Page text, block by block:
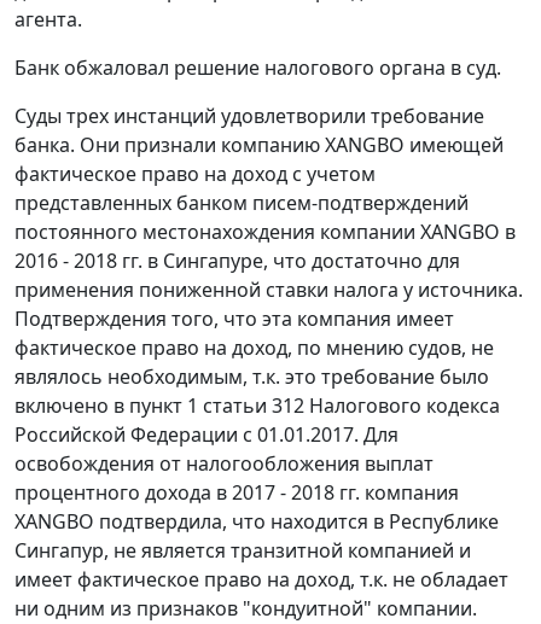
агента.
Банк обжаловал решение налогового органа в суд.
Суды трех инстанций удовлетворили требование
банка. Они признали компанию XANGBO имеющей
фактическое право на доход с учетом
представленных банком писем-подтверждений
постоянного местонахождения компании XANGBO в
2016 - 2018 гг. в Сингапуре, что достаточно для
применения пониженной ставки налога у источника.
Подтверждения того, что эта компания имеет
фактическое право на доход, по мнению судов, не
являлось необходимым, т.к. это требование было
включено в пункт 1 статьи 312 Налогового кодекса
Российской Федерации с 01.01.2017. Для
освобождения от налогообложения выплат
процентного дохода в 2017 - 2018 гг. компания
XANGBO подтвердила, что находится в Республике
Сингапур, не является транзитной компанией и
имеет фактическое право на доход, т.к. не обладает
ни одним из признаков "кондуитной" компании.